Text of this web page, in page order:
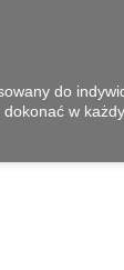
do
w